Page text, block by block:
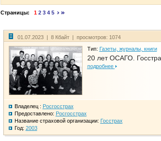
Страницы: 1 2 3 4 5
01.07.2023 | 8 Кбайт | просмотров: 1074
Тип: Газеты, журналы, книги
20 лет ОСАГО.
подробнее
Владелец : Росгосстрах
Предоставлено: Росгосстрах
Название страховой организации: Госстрах
Год: 2003